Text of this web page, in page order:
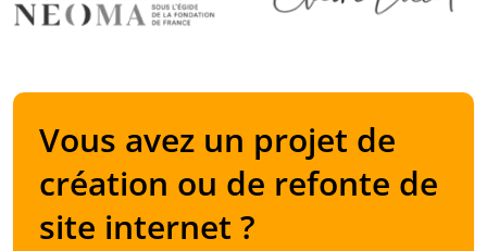
Vous avez un projet de
création ou de refonte de
site internet ?